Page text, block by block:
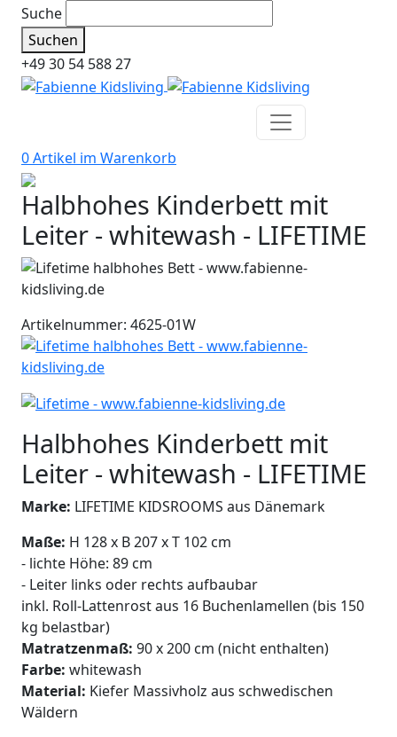
Suche
Suchen
+49 30 54 588 27
0 Artikel im Warenkorb
Halbhohes Kinderbett mit
Leiter - whitewash - LIFETIME
Artikelnummer: 4625-01W
Halbhohes Kinderbett mit
Leiter - whitewash - LIFETIME
Marke: LIFETIME KIDSROOMS aus Dänemark
Maße: H 128 x B 207 x T 102 cm
- lichte Höhe: 89 cm
- Leiter links oder rechts aufbaubar
inkl. Roll-Lattenrost aus 16 Buchenlamellen (bis 150
kg belastbar)
Matratzenmaß: 90 x 200 cm (nicht enthalten)
Farbe: whitewash
Material: Kiefer Massivholz aus schwedischen
Wäldern